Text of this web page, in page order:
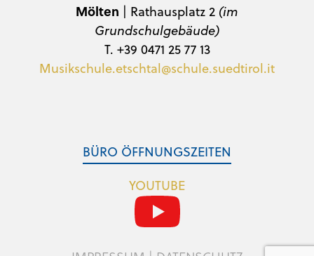
Mölten | Rathausplatz 2 (im
Grundschulgebäude)
T. +39 0471 25 77 13
Musikschule.etschtal@schule.suedtirol.it
BÜRO ÖFFNUNGSZEITEN
YOUTUBE